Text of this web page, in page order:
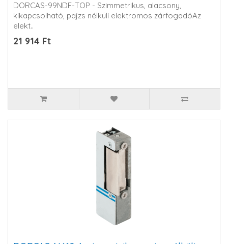
DORCAS-99NDF-TOP - Szimmetrikus, alacsony,
kikapcsolható, pajzs nélküli elektromos zárfogadóAz
elekt..
21 914 Ft